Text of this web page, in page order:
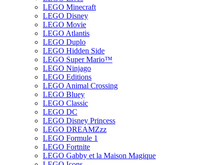
LEGO Minecraft
LEGO Disney
LEGO Movie
LEGO Atlantis
LEGO Duplo
LEGO Hidden Side
LEGO Super Mario™
LEGO Ninjago
LEGO Editions
LEGO Animal Crossing
LEGO Bluey
LEGO Classic
LEGO DC
LEGO Disney Princess
LEGO DREAMZzz
LEGO Formule 1
LEGO Fortnite
LEGO Gabby et la Maison Magique